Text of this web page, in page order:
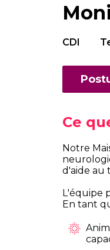
CDI
Ce
Notre
d'aide au
L'équipe
En tant